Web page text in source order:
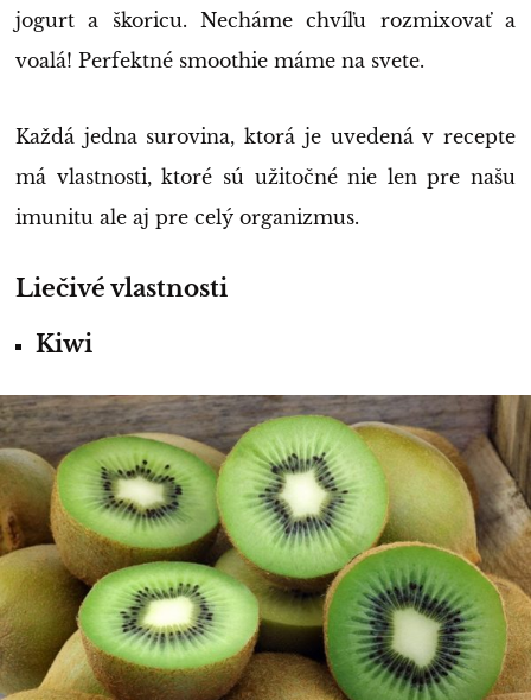
jogurt a škoricu. Necháme chvíľu rozmixovať a
voalá! Perfektné smoothie máme na svete.
Každá jedna surovina, ktorá je uvedená v recepte
má vlastnosti, ktoré sú užitočné nie len pre našu
imunitu ale aj pre celý organizmus.
Liečivé vlastnosti
Kiwi